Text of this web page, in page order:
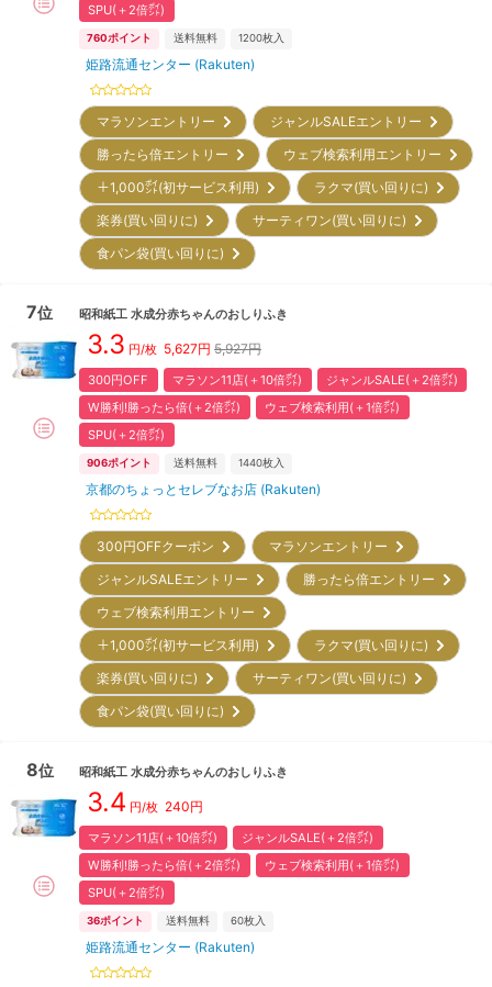
SPU(＋2倍㌽)
760ポイント 送料無料 1200枚入
姫路流通センター (Rakuten)
マラソンエントリー
ジャンルSALEエントリー
勝ったら倍エントリー
ウェブ検索利用エントリー
＋1,000㌽(初サービス利用)
ラクマ(買い回りに)
楽券(買い回りに)
サーティワン(買い回りに)
食パン袋(買い回りに)
7位 昭和紙工 水成分赤ちゃんのおしりふき
3.3 円/枚 5,627円 5,927円
300円OFF マラソン11店(＋10倍㌽)
ジャンルSALE(＋2倍㌽)
W勝利!勝ったら倍(＋2倍㌽)
ウェブ検索利用(＋1倍㌽)
SPU(＋2倍㌽)
906ポイント 送料無料 1440枚入
京都のちょっとセレブなお店 (Rakuten)
300円OFFクーポン
マラソンエントリー
ジャンルSALEエントリー
勝ったら倍エントリー
ウェブ検索利用エントリー
＋1,000㌽(初サービス利用)
ラクマ(買い回りに)
楽券(買い回りに)
サーティワン(買い回りに)
食パン袋(買い回りに)
8位 昭和紙工 水成分赤ちゃんのおしりふき
3.4 円/枚 240円
マラソン11店(＋10倍㌽)
ジャンルSALE(＋2倍㌽)
W勝利!勝ったら倍(＋2倍㌽)
ウェブ検索利用(＋1倍㌽)
SPU(＋2倍㌽)
36ポイント 送料無料 60枚入
姫路流通センター (Rakuten)